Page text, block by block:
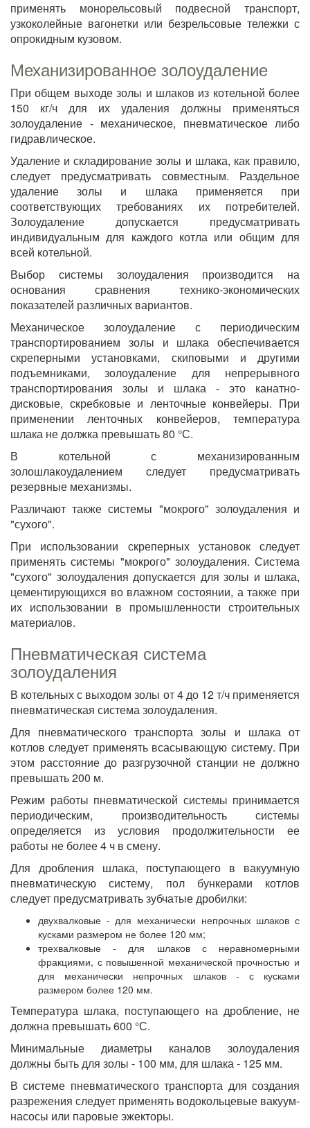
применять монорельсовый подвесной транспорт,
узкоколейные вагонетки или безрельсовые тележки с
опрокидным кузовом.
Механизированное золоудаление
При общем выходе золы и шлаков из котельной более
150 кг/ч для их удаления должны применяться
золоудаление - механическое, пневматическое либо
гидравлическое.
Удаление и складирование золы и шлака, как правило,
следует предусматривать совместным. Раздельное
удаление золы и шлака применяется при
соответствующих требованиях их потребителей.
Золоудаление допускается предусматривать
индивидуальным для каждого котла или общим для
всей котельной.
Выбор системы золоудаления производится на
основания сравнения технико-экономических
показателей различных вариантов.
Механическое золоудаление с периодическим
транспортированием золы и шлака обеспечивается
скреперными установками, скиповыми и другими
подъемниками, золоудаление для непрерывного
транспортирования золы и шлака - это канатно-
дисковые, скребковые и ленточные конвейеры. При
применении ленточных конвейеров, температура
шлака не должка превышать 80 °С.
В котельной с механизированным
золошлакоудалением следует предусматривать
резервные механизмы.
Различают также системы "мокрого" золоудаления и
"сухого".
При использовании скреперных установок следует
применять системы "мокрого" золоудаления. Система
"сухого" золоудаления допускается для золы и шлака,
цементирующихся во влажном состоянии, а также при
их использовании в промышленности строительных
материалов.
Пневматическая система
золоудаления
В котельных с выходом золы от 4 до 12 т/ч применяется
пневматическая система золоудаления.
Для пневматического транспорта золы и шлака от
котлов следует применять всасывающую систему. При
этом расстояние до разгрузочной станции не должно
превышать 200 м.
Режим работы пневматической системы принимается
периодическим, производительность системы
определяется из условия продолжительности ее
работы не более 4 ч в смену.
Для дробления шлака, поступающего в вакуумную
пневматическую систему, пол бункерами котлов
следует предусматривать зубчатые дробилки:
двухвалковые - для механически непрочных шлаков с
кусками размером не более 120 мм;
трехвалковые - для шлаков с неравномерными
фракциями, с повышенной механической прочностью и
для механически непрочных шлаков - с кусками
размером более 120 мм.
Температура шлака, поступающего на дробление, не
должна превышать 600 °С.
Минимальные диаметры каналов золоудаления
должны быть для золы - 100 мм, для шлака - 125 мм.
В системе пневматического транспорта для создания
разрежения следует применять водокольцевые вакуум-
насосы или паровые эжекторы.